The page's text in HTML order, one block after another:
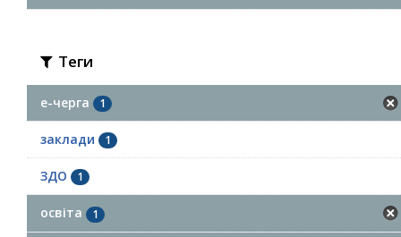
Теги
е-черга 1
заклади 1
ЗДО 1
освіта 1